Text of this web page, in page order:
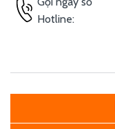
Hotline: